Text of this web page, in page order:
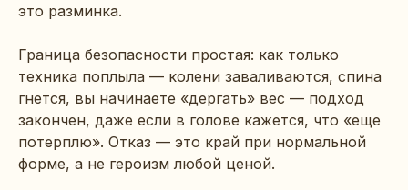
это разминка.
Граница безопасности простая: как только
техника поплыла — колени заваливаются, спина
гнется, вы начинаете «дергать» вес — подход
закончен, даже если в голове кажется, что «еще
потерплю». Отказ — это край при нормальной
форме, а не героизм любой ценой.